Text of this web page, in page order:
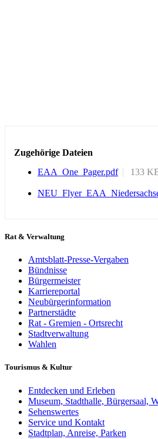
Zugehörige Dateien
EAA_One_Pager.pdf
133
Rat & Verwaltung
Amtsblatt-Presse-Vergaben
Bündnisse
Bürgermeister
Karriereportal
Neubürgerinformation
Partnerstädte
Rat - Gremien - Ortsrecht
Stadtverwaltung
Wahlen
Tourismus & Kultur
Entdecken und Erleben
Museum, Stadthalle, Bürgersaal,
Sehenswertes
Service und Kontakt
Stadtplan, Anreise, Parken